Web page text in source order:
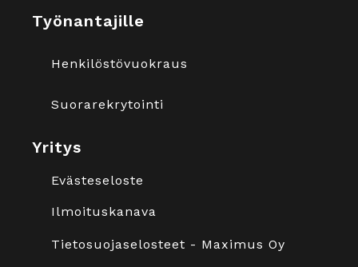
Työnantajille
Henkilöstövuokraus
Suorarekrytointi
Yritys
Evästeseloste
Ilmoituskanava
Tietosuojaselosteet - Maximus Oy